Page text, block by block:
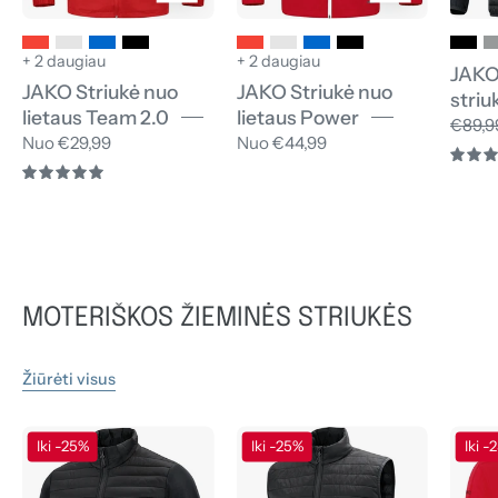
+ 2 daugiau
JAKO Striukė nuo
lietaus Team 2.0
Nuo €29,99
+ 2 daugiau
JAKO Striukė nuo
lietaus Power
Nuo €44,99
MOTERIŠKOS ŽIEMINĖS STRIUKĖS
Žiūrėti visus
JAKO
Hibridinė
Iki -25%
JAKO
Dygsniuota
Iki -25% Iki -